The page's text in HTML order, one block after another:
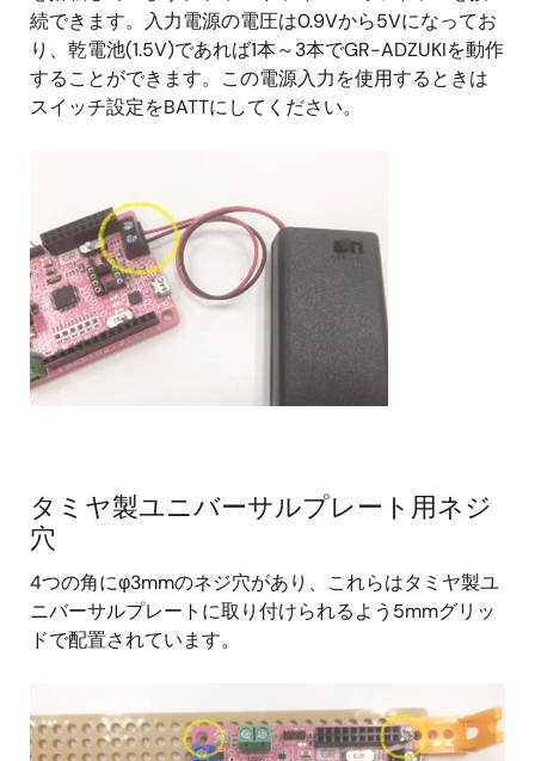
続できます。入力電源の電圧は0.9Vから5Vになってお
り、乾電池(1.5V)であれば1本～3本でGR-ADZUKIを動作
することができます。この電源入力を使用するときは
スイッチ設定をBATTにしてください。
タミヤ製ユニバーサルプレート用ネジ
穴
4つの角にφ3mmのネジ穴があり、これらはタミヤ製ユ
ニバーサルプレートに取り付けられるよう5mmグリッ
ドで配置されています。